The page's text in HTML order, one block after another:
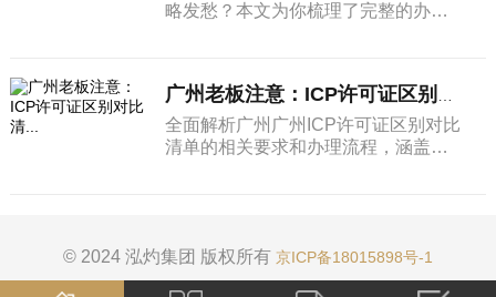
略发愁？本文为你梳理了完整的办理
广州老板注意：ICP许可证区别对比清...
全面解析广州广州ICP许可证区别对比
清单的相关要求和办理流程，涵盖申
© 2024 泓灼集团 版权所有 京ICP备18015898号-1